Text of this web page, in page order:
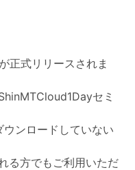
正式リリースされま
セミ
ンロードしていない
る方でもご利用いただ